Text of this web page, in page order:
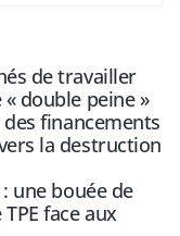
de travailler
double peine »
financements
la destruction
une bouée de
face aux